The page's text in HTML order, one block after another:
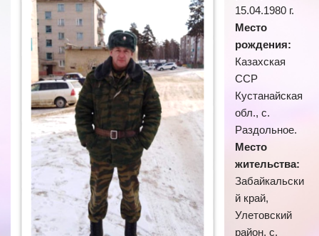
15.04.1980 г.
Место
рождения:
Казахская
ССР
Кустанайская
обл., с.
Раздольное.
Место
жительства:
Забайкальски
й край,
Улетовский
район, с.